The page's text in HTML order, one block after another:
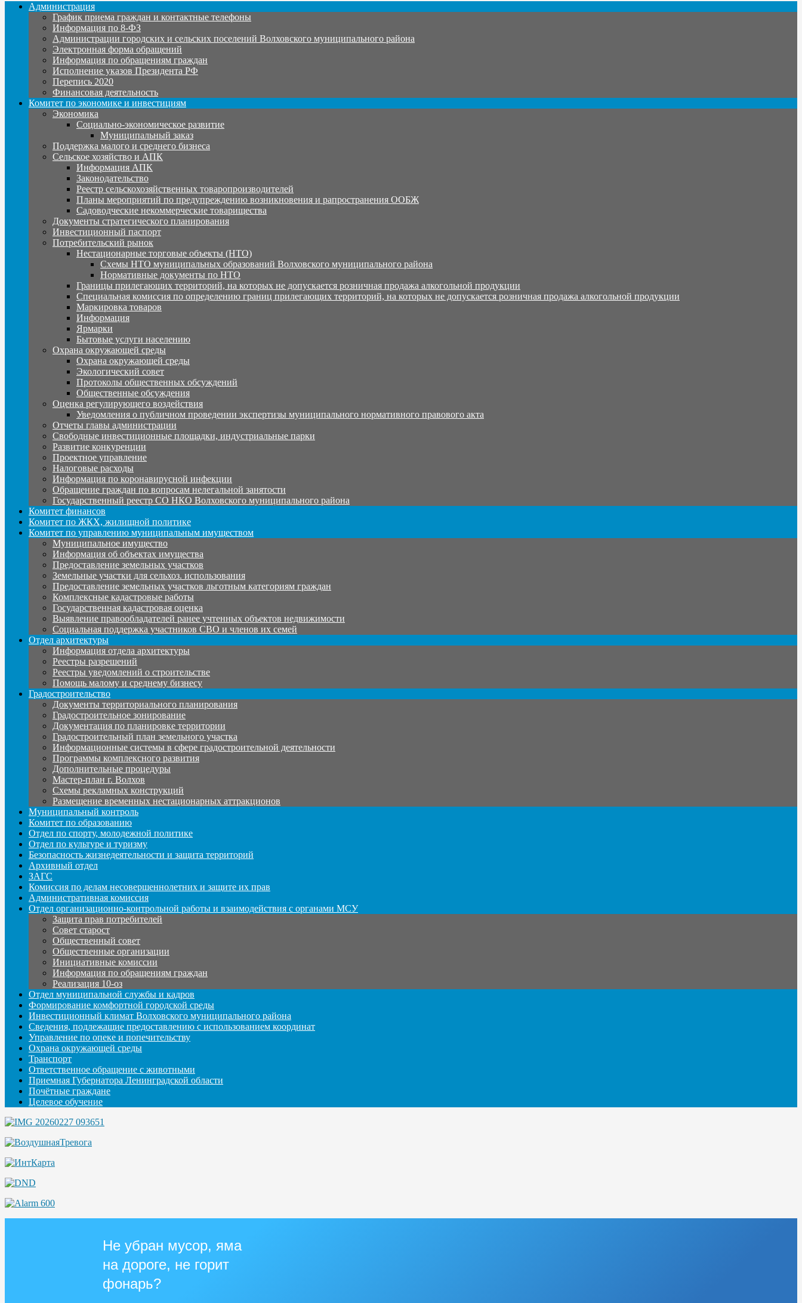
Администрация
График приема граждан и контактные телефоны
Информация по 8-ФЗ
Администрации городских и сельских поселений Волховского муниципального района
Электронная форма обращений
Информация по обращениям граждан
Исполнение указов Президента РФ
Перепись 2020
Финансовая деятельность
Комитет по экономике и инвестициям
Экономика
Социально-экономическое развитие
Муниципальный заказ
Поддержка малого и среднего бизнеса
Сельское хозяйство и АПК
Информация АПК
Законодательство
Реестр сельскохозяйственных товаропроизводителей
Планы мероприятий по предупреждению возникновения и рапространения ООБЖ
Садоводческие некоммерческие товарищества
Документы стратегического планирования
Инвестиционный паспорт
Потребительский рынок
Нестационарные торговые объекты (НТО)
Схемы НТО муниципальных образований Волховского муниципального района
Нормативные документы по НТО
Границы прилегающих территорий, на которых не допускается розничная продажа алкогольной продукции
Специальная комиссия по определению границ прилегающих территорий, на которых не допускается розничная продажа алкогольной продукции
Маркировка товаров
Информация
Ярмарки
Бытовые услуги населению
Охрана окружающей среды
Охрана окружающей среды
Экологический совет
Протоколы общественных обсуждений
Общественные обсуждения
Оценка регулирующего воздействия
Уведомления о публичном проведении экспертизы муниципального нормативного правового акта
Отчеты главы администрации
Свободные инвестиционные площадки, индустриальные парки
Развитие конкуренции
Проектное управление
Налоговые расходы
Информация по коронавирусной инфекции
Обращение граждан по вопросам нелегальной занятости
Государственный реестр СО НКО Волховского муниципального района
Комитет финансов
Комитет по ЖКХ, жилищной политике
Комитет по управлению муниципальным имуществом
Муниципальное имущество
Информация об объектах имущества
Предоставление земельных участков
Земельные участки для сельхоз. использования
Предоставление земельных участков льготным категориям граждан
Комплексные кадастровые работы
Государственная кадастровая оценка
Выявление правообладателей ранее учтенных объектов недвижимости
Социальная поддержка участников СВО и членов их семей
Отдел архитектуры
Информация отдела архитектуры
Реестры разрешений
Реестры уведомлений о строительстве
Помощь малому и среднему бизнесу
Градостроительство
Документы территориального планирования
Градостроительное зонирование
Документация по планировке территории
Градостроительный план земельного участка
Информационные системы в сфере градостроительной деятельности
Программы комплексного развития
Дополнительные процедуры
Мастер-план г. Волхов
Схемы рекламных конструкций
Размещение временных нестационарных аттракционов
Муниципальный контроль
Комитет по образованию
Отдел по спорту, молодежной политике
Отдел по культуре и туризму
Безопасность жизнедеятельности и защита территорий
Архивный отдел
ЗАГС
Комиссия по делам несовершеннолетних и защите их прав
Административная комиссия
Отдел организационно-контрольной работы и взаимодействия с органами МСУ
Защита прав потребителей
Совет старост
Общественный совет
Общественные организации
Инициативные комиссии
Информация по обращениям граждан
Реализация 10-оз
Отдел муниципальной службы и кадров
Формирование комфортной городской среды
Инвестиционный климат Волховского муниципального района
Сведения, подлежащие предоставлению с использованием координат
Управление по опеке и попечительству
Охрана окружающей среды
Транспорт
Ответственное обращение с животными
Приемная Губернатора Ленинградской области
Почётные граждане
Целевое обучение
Не убран мусор, яма
на дороге, не горит
фонарь?